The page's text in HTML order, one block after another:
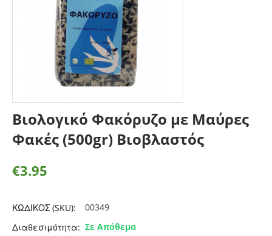
Βιολογικό Φακόρυζο με Μαύρες
Φακές (500gr) Βιοβλαστός
€3.95
ΚΩΔΙΚΟΣ (SKU):
00349
Διαθεσιμότητα: Σε Απόθεμα